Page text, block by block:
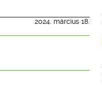
2024. március 18.